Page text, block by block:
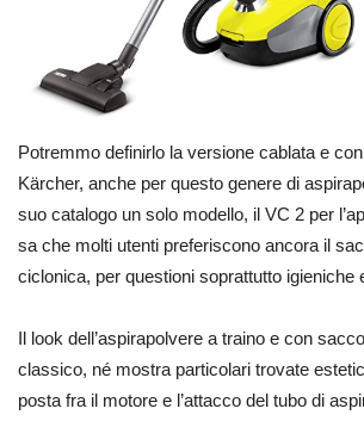
Potremmo definirlo la versione cablata e
Kärcher, anche per questo genere di
suo catalogo un solo modello, il VC 2 per
sa che molti utenti preferiscono ancora il
ciclonica, per questioni soprattutto igieniche
Il look dell’aspirapolvere a traino e con
classico, né mostra particolari trovate
posta fra il motore e l’attacco del tubo di